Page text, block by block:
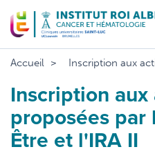
au
contenu
principal
Accueil Inscription aux
Inscription
proposées par
Être et l'IRA II